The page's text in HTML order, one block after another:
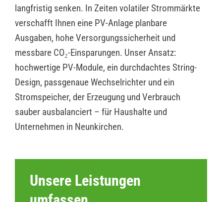
langfristig senken. In Zeiten volatiler Strommärkte
verschafft Ihnen eine PV-Anlage planbare
Ausgaben, hohe Versorgungssicherheit und
messbare CO₂-Einsparungen. Unser Ansatz:
hochwertige PV-Module, ein durchdachtes String-
Design, passgenaue Wechselrichter und ein
Stromspeicher, der Erzeugung und Verbrauch
sauber ausbalanciert – für Haushalte und
Unternehmen in Neunkirchen.
Unsere Leistungen